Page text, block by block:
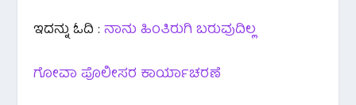
ಇದನ್ನು ಓದಿ :ನಾನು ಹಿಂತಿರುಗಿ ಬರುವುದಿಲ್ಲ
ಗೋವಾ ಪೊಲೀಸರ ಕಾರ್ಯಾಚರಣೆ